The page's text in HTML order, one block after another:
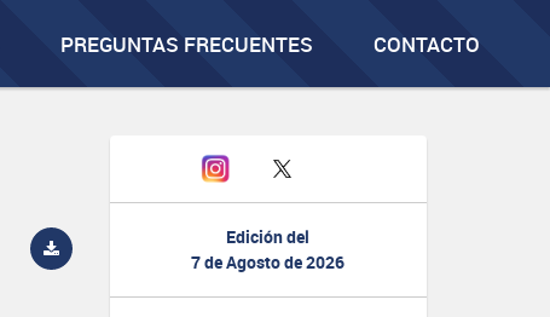
PREGUNTAS FRECUENTES CONTACTO
Edición del
7 de Agosto de 2026